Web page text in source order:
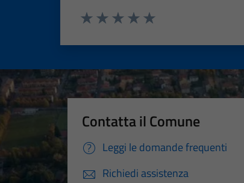
Contatta il Comune
Leggi le domande frequenti
Richiedi assistenza